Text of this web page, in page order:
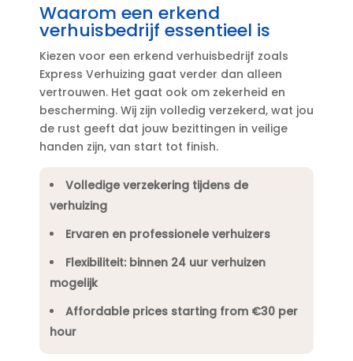
Waarom een erkend
verhuisbedrijf essentieel is
Kiezen voor een erkend verhuisbedrijf zoals
Express Verhuizing gaat verder dan alleen
vertrouwen.​ Het gaat ook om zekerheid en
bescherming.​ Wij zijn volledig verzekerd, wat jou
de rust geeft dat jouw bezittingen in veilige
handen zijn, van start tot finish.​
Volledige verzekering tijdens de
verhuizing
Ervaren en professionele verhuizers
Flexibiliteit: binnen 24 uur verhuizen
mogelijk
Affordable prices starting from €30 per
hour